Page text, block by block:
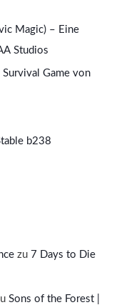
Magic) – Eine
Studios
Survival Game von
b238
zu 7 Days to Die
Sons of the Forest |